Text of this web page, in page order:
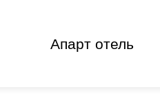
Апарт отель